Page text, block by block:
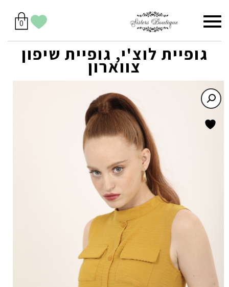
יש
לך
0מוצרים
בסל
הווישליסט
תפריט
גופיית לוצ'י, גופיית שיפון
צווארון